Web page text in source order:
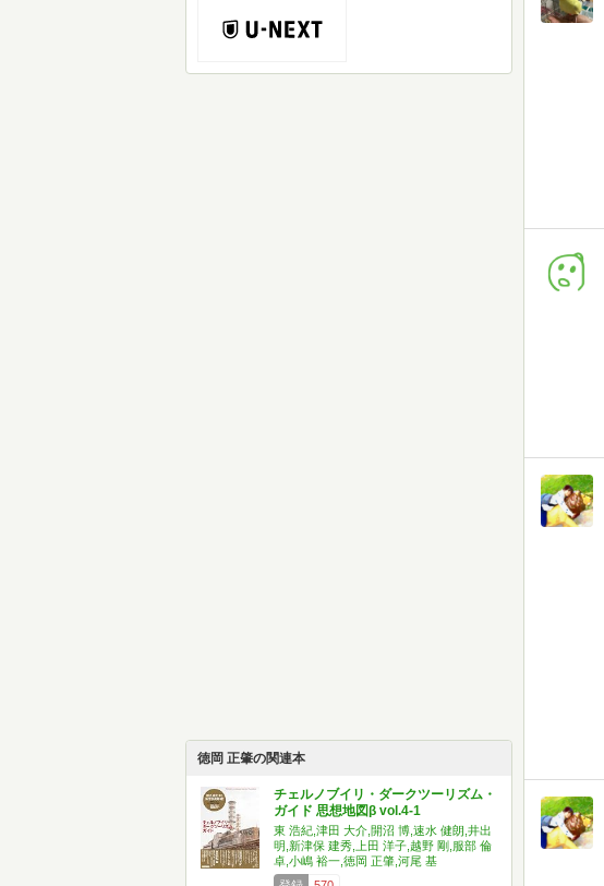
徳岡 正肇の関連本
チェルノブイリ・ダークツーリズム・
ガイド 思想地図β vol.4-1
東 浩紀,津田 大介,開沼 博,速水 健朗,井出
明,新津保 建秀,上田 洋子,越野 剛,服部 倫
卓,小嶋 裕一,徳岡 正肇,河尾 基